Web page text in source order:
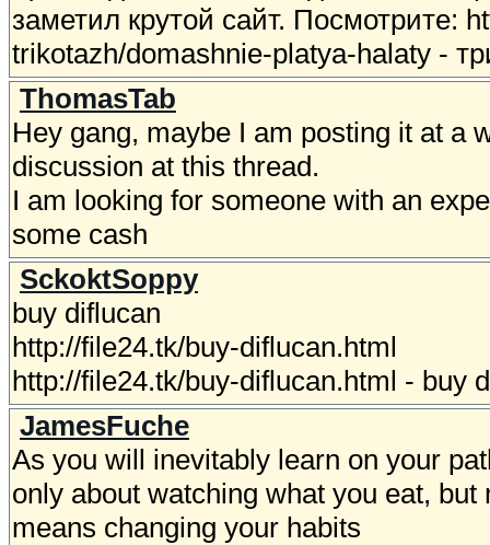
заметил крутой сайт. Посмотрите:
trikotazh/domashnie-platya-halaty -
ThomasTab
Hey gang, maybe I am posting it at a
discussion at this thread.
I am looking for someone with an
some cash
SckoktSoppy
buy diflucan
http://file24.tk/buy-diflucan.html
http://file24.tk/buy-diflucan.html - buy
JamesFuche
As you will inevitably learn on your
only about watching what you eat,
means changing your habits